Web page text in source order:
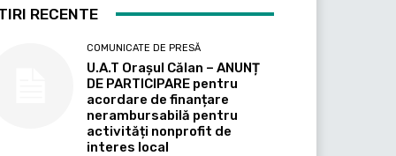
RECENTE
COMUNICATE DE PRESĂ
U.A.T Orașul Călan – ANUNȚ
DE PARTICIPARE pentru
acordare de finanțare
nerambursabilă pentru
activități nonprofit de
interes local